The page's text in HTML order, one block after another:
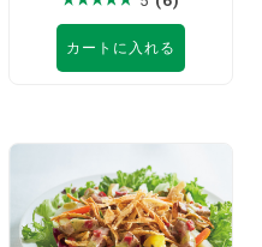
カートに入れる